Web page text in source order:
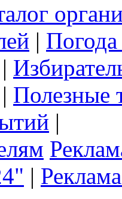
|
|
| Полезные
|
|